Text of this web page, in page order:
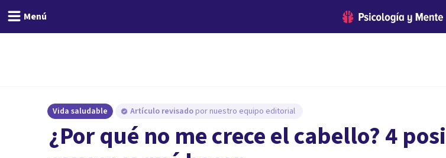
Menú
Vida saludable Artículo revisado por nuestro equipo editorial
¿Por qué no me crece el cabello? 4